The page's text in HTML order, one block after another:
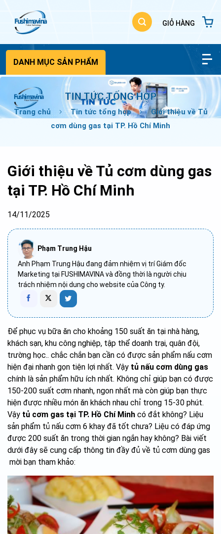
DANH MỤC SẢN PHẨM
TIN TỨC TỔNG HỢP
Trang chủ Tin tức tổng hợp
Giới thiệu về ​Tủ
cơm dùng gas tại TP. Hồ Chí Minh
Giới thiệu về ​Tủ cơm dùng gas
tại TP. Hồ Chí Minh
14/11/2025
Phạm Trung Hậu
Anh Phạm Trung Hậu đang đảm nhiệm vị trí Giám đốc
Marketing tại FUSHIMAVINA và đồng thời là người chịu
trách nhiệm nội dung cho website của Công ty.
Để phục vụ bữa ăn cho khoảng 150 suất ăn tại nhà hàng,
khách sạn, khu công nghiệp, tập thể doanh trại, quân đội,
trường học.. chắc chắn bạn cần có được sản phẩm nấu cơm
hiện đại nhanh gọn tiện lợi nhất. Vậy tủ nấu cơm dùng gas
chính là sản phẩm hữu ích nhất. Không chỉ giúp bạn có được
150-200 suất cơm nhanh, ngon nhất mà còn giúp bạn thực
hiện được nhiều món ăn khách nhau chỉ trong 15-30 phút.
Vậy tủ cơm gas tại TP. Hồ Chí Minh có đắt không? Liệu
sản phẩm tủ nấu cơm 6 khay đã tốt chưa? Liệu có đáp ứng
được 200 suất ăn trong thời gian ngắn hay không? Bài viết
dưới đây sẽ cung cấp thông tin đầy đủ về tủ cơm dùng gas
mời bạn tham khảo: